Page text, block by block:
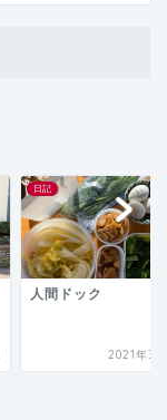
日記
人間ドック
2021年3